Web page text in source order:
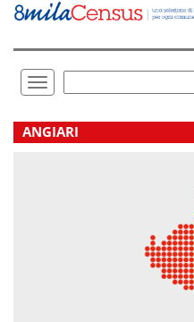
Vai
direttamente
Toggle
navigation
.
ANGIARI